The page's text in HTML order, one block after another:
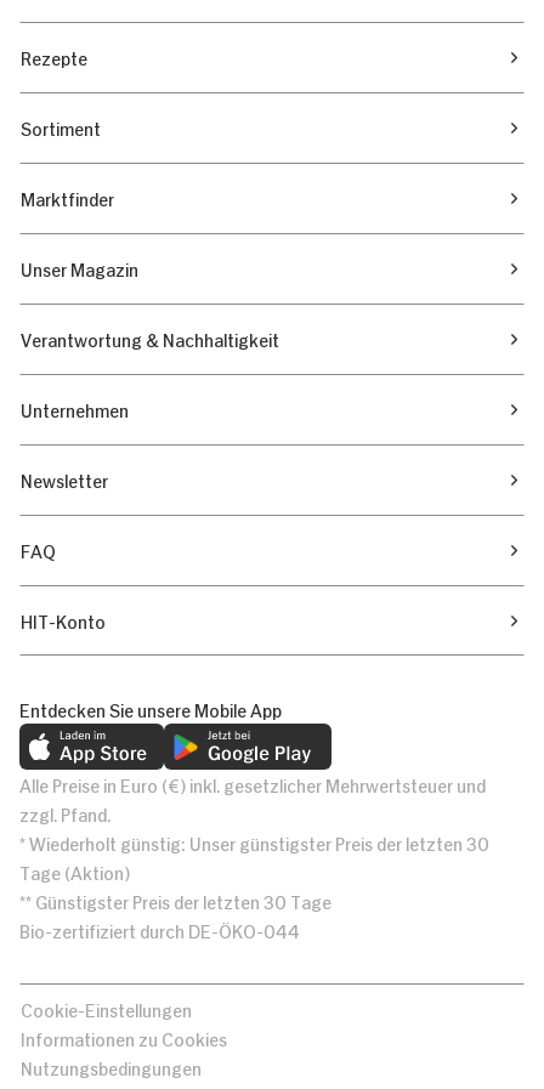
Rezepte
Sortiment
Marktfinder
Unser Magazin
Verantwortung & Nachhaltigkeit
Unternehmen
Newsletter
FAQ
HIT-Konto
Entdecken Sie unsere Mobile App
Alle Preise in Euro (€) inkl. gesetzlicher Mehrwertsteuer und
zzgl. Pfand.
* Wiederholt günstig: Unser günstigster Preis der letzten 30
Tage (Aktion)
** Günstigster Preis der letzten 30 Tage
Bio-zertifiziert durch DE-ÖKO-044
Cookie-Einstellungen
Informationen zu Cookies
Nutzungsbedingungen